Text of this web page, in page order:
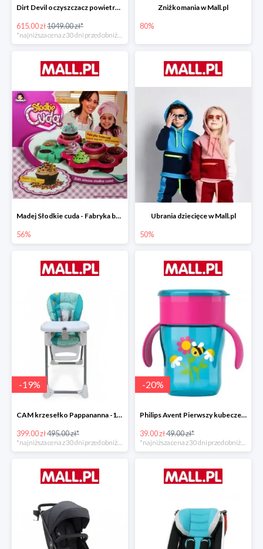
Dirt Devil oczyszczacz powietrza Pureza 350 -41%
615.00 zł1049.00 zł*
*najniższa cena z 30 dni przed obniżką
Zniżkomania w Mall.pl
80%
Madej Słodkie cuda - Fabryka babeczek
56%
Ubrania dziecięce w Mall.pl
50%
-19%
CAM krzesełko Pappananna -19%
399.00 zł495.00 zł*
*najniższa cena z 30 dni przed obniżką
-20%
Philips Avent Pierwszy kubeczek 260 ml -20%
39.00 zł49.00 zł*
*najniższa cena z 30 dni przed obniżką